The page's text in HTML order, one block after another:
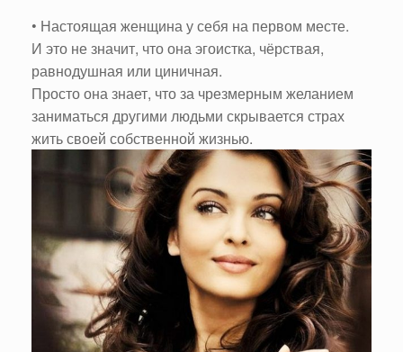
• Настоящая женщина у себя на первом месте.
И это не значит, что она эгоистка, чёрствая,
равнодушная или циничная.
Просто она знает, что за чрезмерным желанием
заниматься другими людьми скрывается страх
жить своей собственной жизнью.